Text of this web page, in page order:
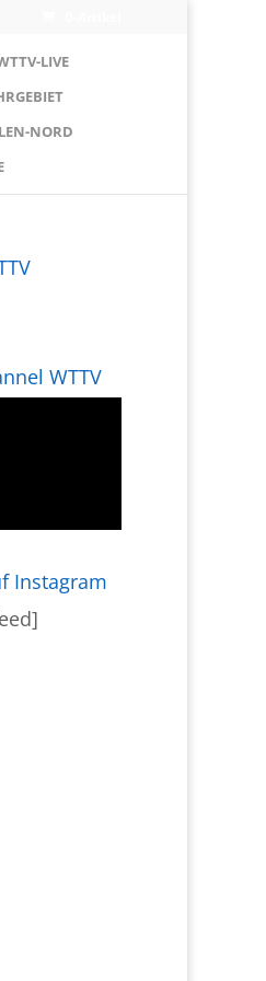
LIVE
NORD
WTTV
Instagram